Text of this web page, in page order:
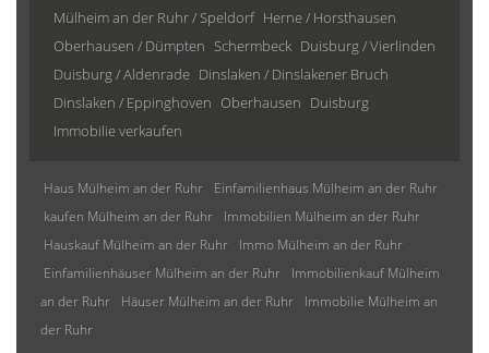
Mülheim an der Ruhr / Speldorf Herne / Horsthausen
Oberhausen / Dümpten Schermbeck Duisburg / Vierlinden
Duisburg / Aldenrade Dinslaken / Dinslakener Bruch
Dinslaken / Eppinghoven Oberhausen Duisburg
Immobilie verkaufen
Haus Mülheim an der Ruhr
Einfamilienhaus Mülheim an der Ruhr
kaufen Mülheim an der Ruhr
Immobilien Mülheim an der Ruhr
Hauskauf Mülheim an der Ruhr
Immo Mülheim an der Ruhr
Einfamilienhäuser Mülheim an der Ruhr
Immobilienkauf Mülheim
an der Ruhr
Häuser Mülheim an der Ruhr
Immobilie Mülheim an
der Ruhr